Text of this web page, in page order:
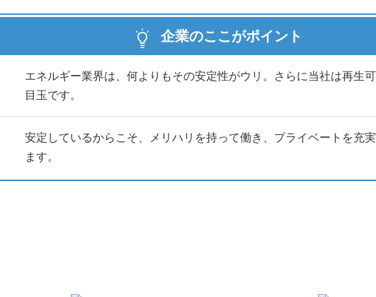
お届けしている
催しております。
ジをご覧ください！
企業のここがポイント
エネルギー業界は、何よりもその安定性がウリ。さらに当社は再生
目玉です。
安定しているからこそ、メリハリを持って働き、プライベートを充
ます。